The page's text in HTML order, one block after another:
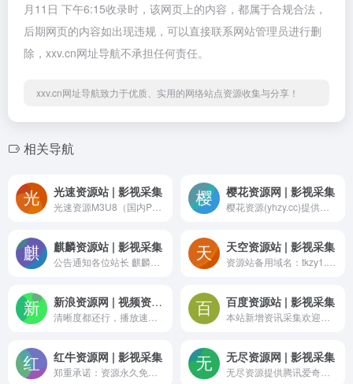
月11日 下午6:15收录时，该网页上的内容，都属于合规合法，
后期网页的内容如出现违规，可以直接联系网站管理员进行删
除，xxv.cn网址导航不承担任何责任。
xxv.cn网址导航致力于优质、实用的网络站点资源收集与分享！
相关导航
光速资源站 | 影视采集 樱花资源网 | 影视采集
麒麟资源站 | 影视采集 天空资源站 | 影视采集
新浪资源网 | 视频资源采集站 百度资源站 | 影视采集
红牛资源网 | 影视采集 无尽资源网 | 影视采集